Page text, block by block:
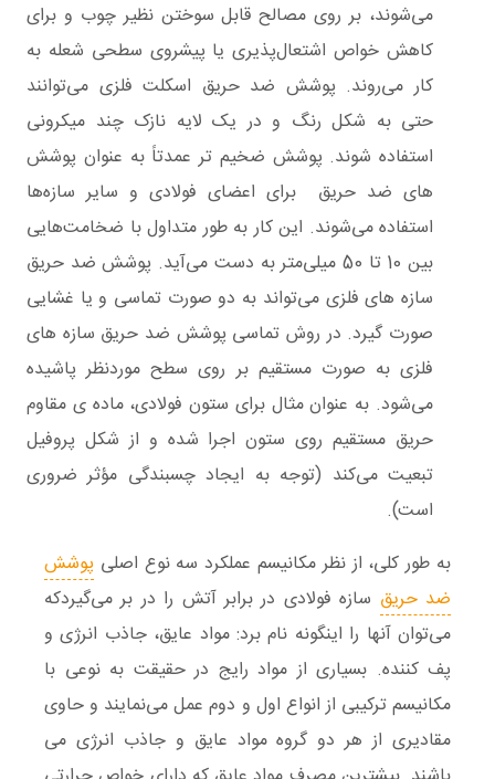
می‌شوند، بر روی مصالح قابل سوختن نظیر چوب و برای
کاهش خواص اشتعال‌پذیری یا پیشروی سطحی شعله به
کار می‌روند. پوشش‌ ضد حریق اسکلت فلزی می‌توانند
حتی به شکل رنگ و در یک لایه نازک چند میکرونی
استفاده شوند. پوشش‌ ضخیم‌ تر عمدتاً به عنوان پوشش
های ضد حریق برای اعضای فولادی و سایر سازه‌ها
استفاده می‌شوند. این کار به طور متداول با ضخامت‌هایی
بین 10 تا 50 میلی‌متر به دست می‌آید. پوشش ضد حریق
سازه‌ های فلزی می‌تواند به دو صورت تماسی و یا غشایی
صورت گیرد. در روش تماسی پوشش ضد حریق سازه های
فلزی به صورت مستقیم بر روی سطح موردنظر پاشیده
می‌شود. به عنوان مثال برای ستون فولادی، ماده ی مقاوم
حریق مستقیم روی ستون اجرا شده و از شکل پروفیل
تبعیت می‌کند (توجه به ایجاد چسبندگی مؤثر ضروری
است).
به طور کلی، از نظر مکانیسم عملکرد سه نوع اصلی پوشش
ضد حریق سازه فولادی در برابر آتش را در بر می‌گیردکه
می‌توان آنها را اینگونه نام برد: مواد عایق، جاذب انرژی و
پف کننده. بسیاری از مواد رایج در حقیقت به نوعی با
مکانیسم ترکیبی از انواع اول و دوم عمل می‌نمایند و حاوی
مقادیری از هر دو گروه مواد عایق و جاذب انرژی می‌